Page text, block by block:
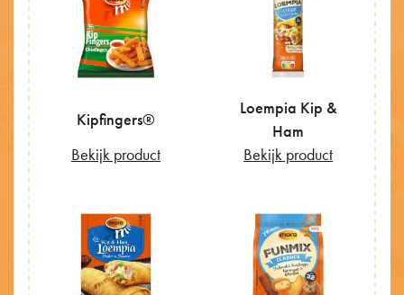
Kipfingers®
Bekijk product
Loempia Kip &
Ham
Bekijk product